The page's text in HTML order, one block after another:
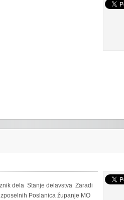
dela Stanje delavstva Zaradi
Poslanica županje MO